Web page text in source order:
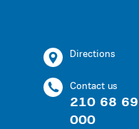
Directions
Contact us
210 68 69
000